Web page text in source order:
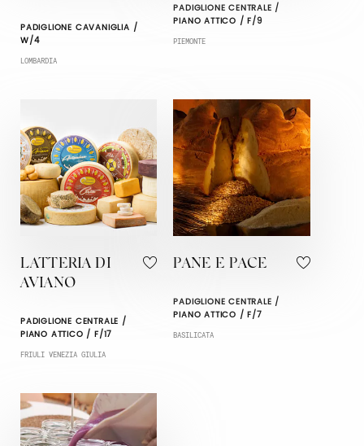
PADIGLIONE CAVANIGLIA /
W/4
LOMBARDIA
PADIGLIONE CENTRALE /
PIANO ATTICO / F/9
PIEMONTE
LATTERIA DI
AVIANO
PADIGLIONE CENTRALE /
PIANO ATTICO / F/17
FRIULI VENEZIA GIULIA
PANE E PACE
PADIGLIONE CENTRALE /
PIANO ATTICO / F/7
BASILICATA